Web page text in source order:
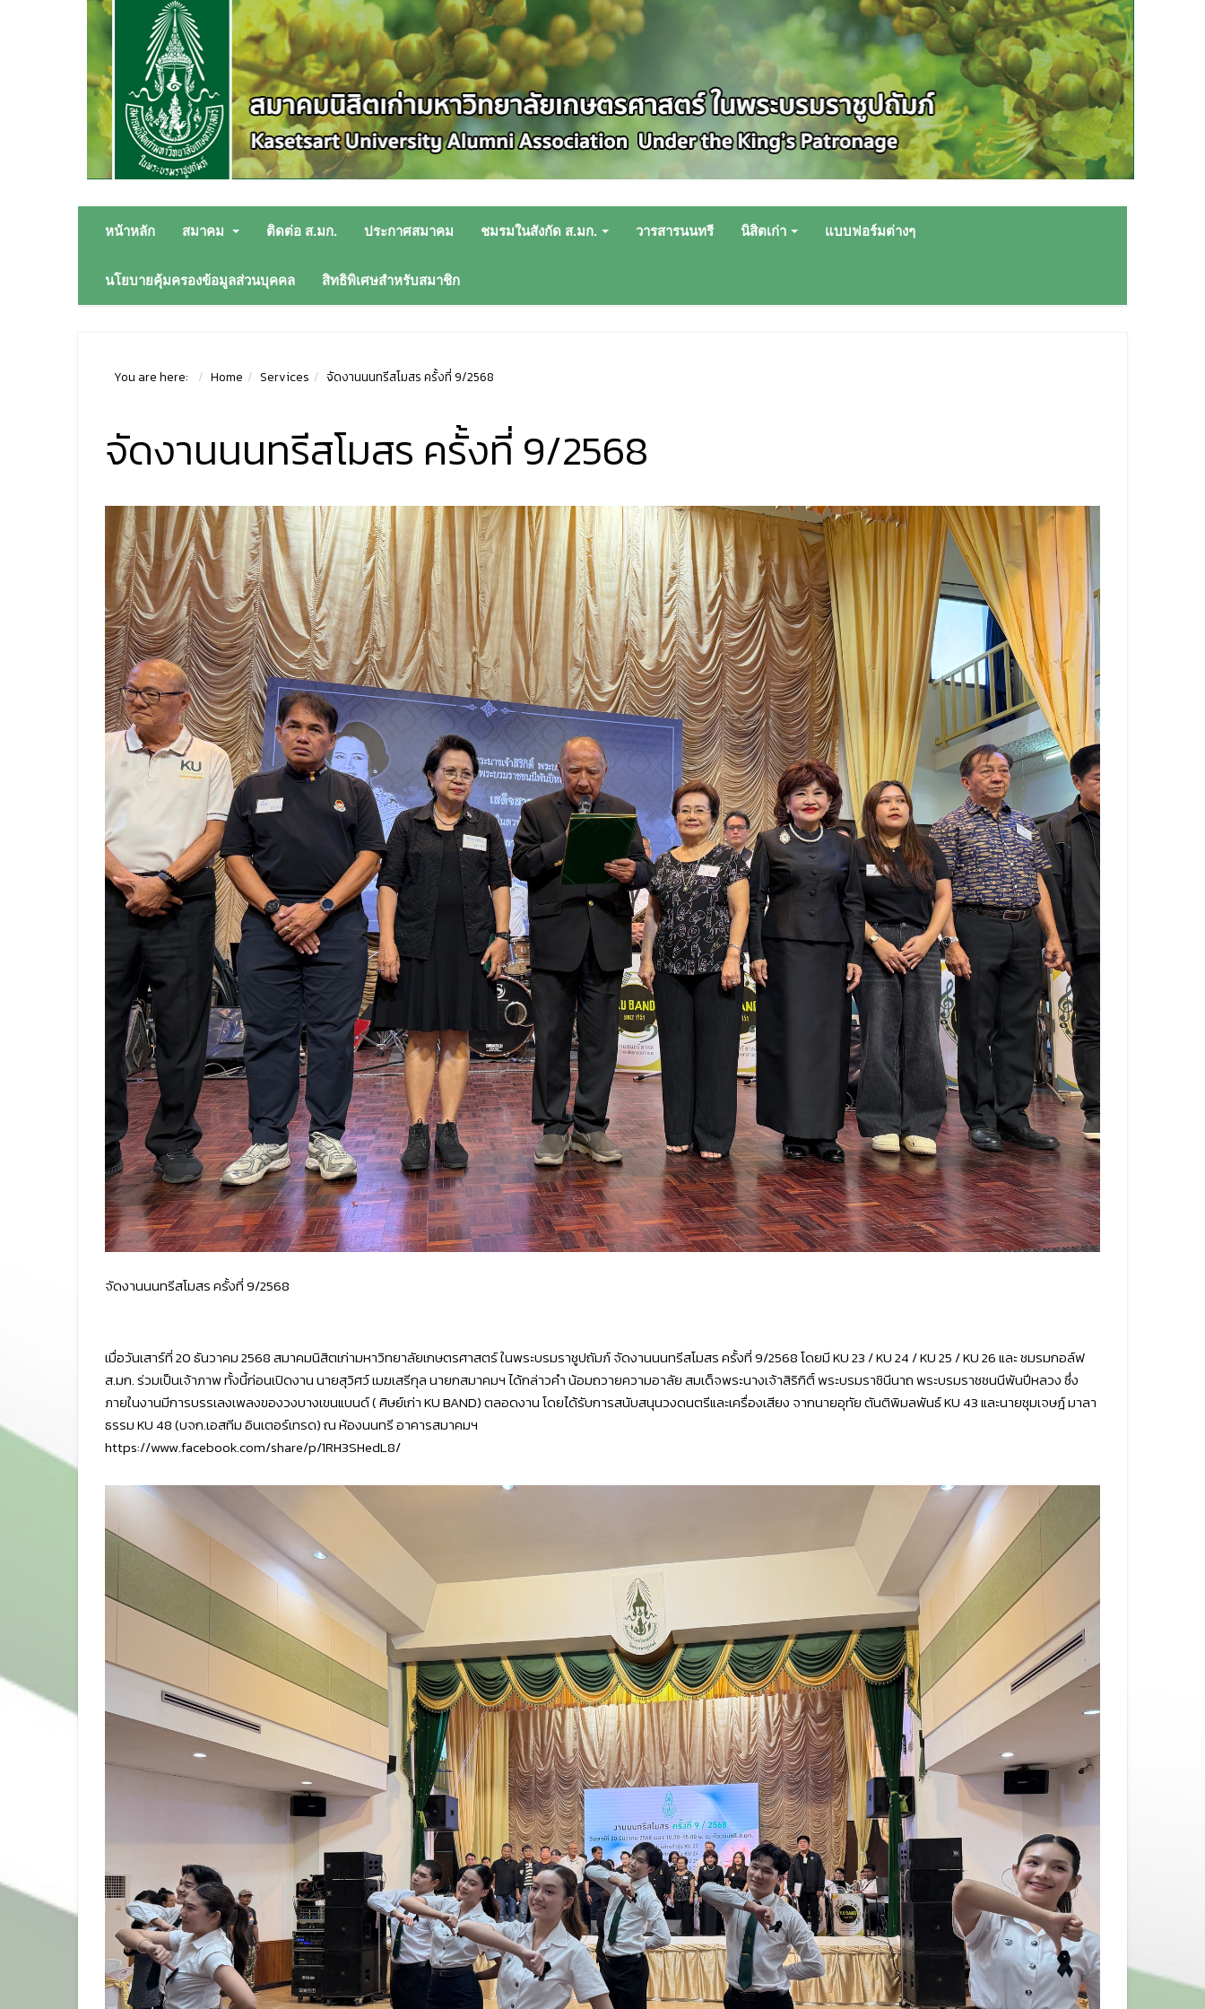
หน้าหลัก สมาคม ติดต่อ ส.มก. ประกาศสมาคม ชมรมในสังกัด ส.มก. วารสารนนทรี นิสิตเก่า แบบฟอร์มต่างๆ
นโยบายคุ้มครองข้อมูลส่วนบุคคล สิทธิพิเศษสำหรับสมาชิก
You are here: Home Services จัดงานนนทรีสโมสร ครั้งที่ 9/2568
จัดงานนนทรีสโมสร ครั้งที่ 9/2568
จัดงานนนทรีสโมสร ครั้งที่ 9/2568
เมื่อวันเสาร์ที่ 20 ธันวาคม 2568 สมาคมนิสิตเก่ามหาวิทยาลัยเกษตรศาสตร์ ในพระบรมราชูปถัมภ์ จัดงานนนทรีสโมสร ครั้งที่ 9/2568 โดยมี KU 23 / KU 24 / KU 25 / KU 26 และ ชมรมกอล์ฟ
ส.มก. ร่วมเป็นเจ้าภาพ ทั้งนี้ก่อนเปิดงาน นายสุวิศว์ เมฆเสรีกุล นายกสมาคมฯ ได้กล่าวคำ น้อมถวายความอาลัย สมเด็จพระนางเจ้าสิริกิติ์ พระบรมราชินีนาถ พระบรมราชชนนีพันปีหลวง ซึ่ง
ภายในงานมีการบรรเลงเพลงของวงบางเขนแบนด์ ( ศิษย์เก่า KU BAND) ตลอดงาน โดยได้รับการสนับสนุนวงดนตรีและเครื่องเสียง จากนายอุทัย ตันติพิมลพันธ์ KU 43 และนายชุมเจษฎ์ มาลา
ธรรม KU 48 (บจก.เอสทีม อินเตอร์เทรด) ณ ห้องนนทรี อาคารสมาคมฯ
https://www.facebook.com/share/p/1RH3SHedL8/